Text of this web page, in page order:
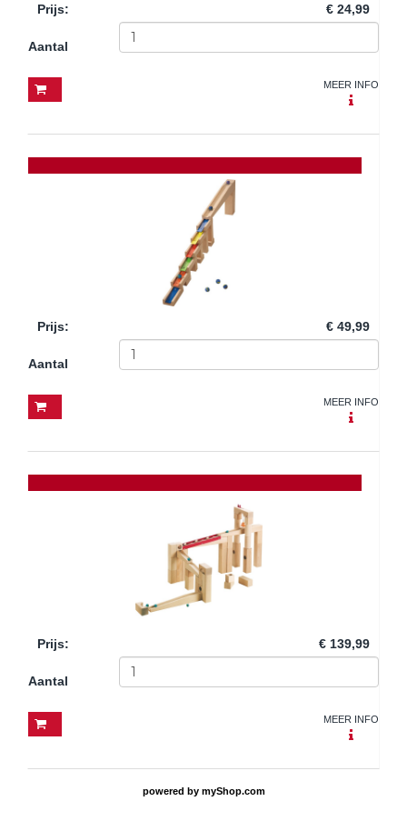
Prijs: € 24,99
Aantal
MEER INFO
Prijs: € 49,99
Aantal
MEER INFO
Prijs: € 139,99
Aantal
MEER INFO
powered by myShop.com